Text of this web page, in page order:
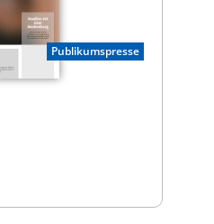
Publikumspresse